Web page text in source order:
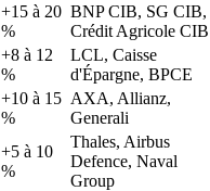
+15 à 20
%
BNP CIB, SG CIB,
Crédit Agricole CIB
+8 à 12
%
LCL, Caisse
d'Épargne, BPCE
+10 à 15
%
AXA, Allianz,
Generali
+5 à 10
%
Thales, Airbus
Defence, Naval
Group